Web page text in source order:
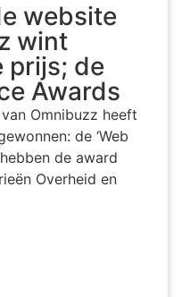
website
wint
prijs; de
Awards
Omnibuzz heeft
de ‘Web
de award
Overheid en